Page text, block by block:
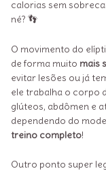
calorias sem
né? 👣
O movimento do
de forma muito mais
evitar lesões ou já
ele trabalha o corpo
glúteos, abdômen e
dependendo do
treino completo!
Outro ponto super